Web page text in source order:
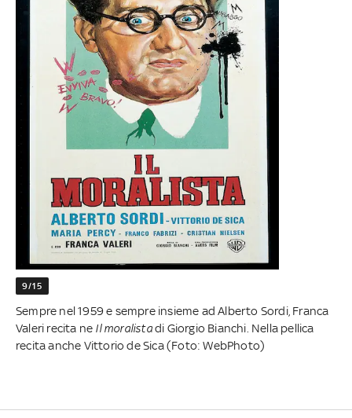
9/15
Sempre nel 1959 e sempre insieme ad Alberto Sordi, Franca
Valeri recita ne Il moralistadi Giorgio Bianchi. Nella pellica
recita anche Vittorio de Sica (Foto: WebPhoto)